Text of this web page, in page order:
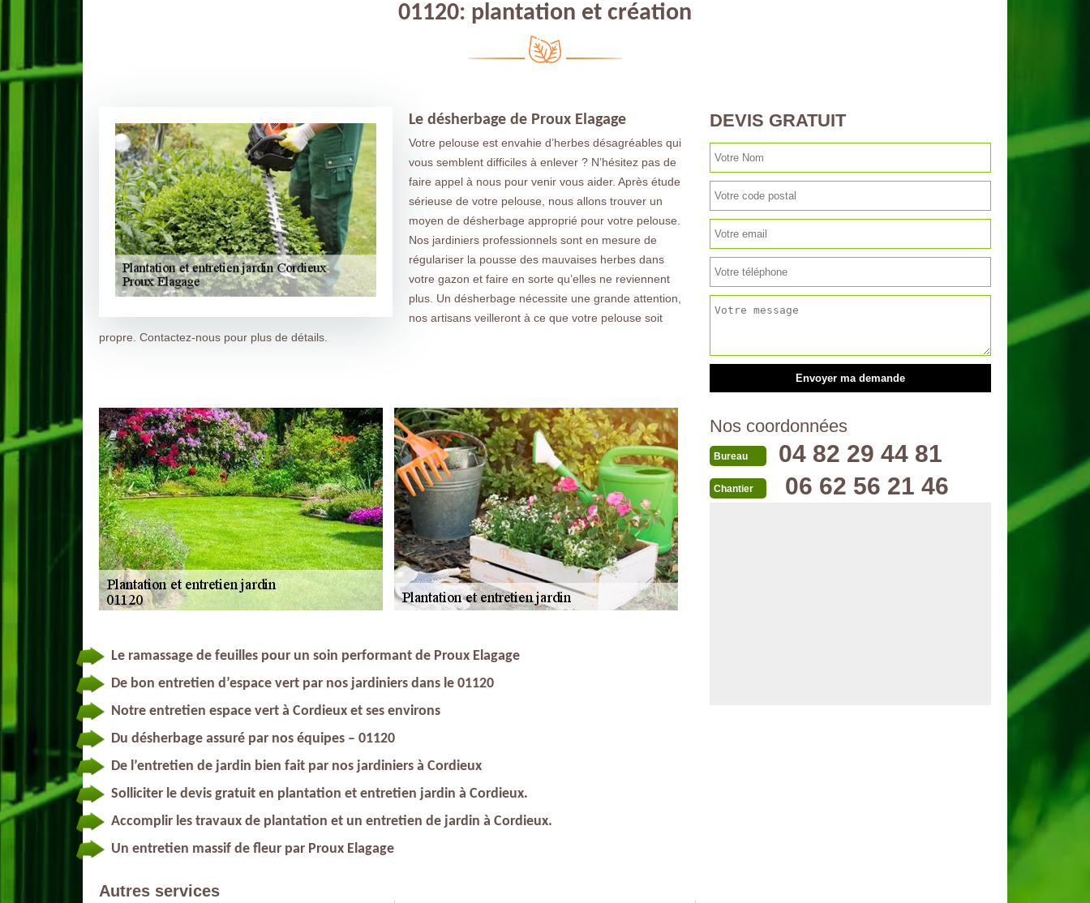
01120: plantation et création
Le désherbage de Proux Elagage
Votre pelouse est envahie d’herbes désagréables qui
vous semblent difficiles à enlever ? N’hésitez pas de
faire appel à nous pour venir vous aider. Après étude
sérieuse de votre pelouse, nous allons trouver un
moyen de désherbage approprié pour votre pelouse.
Nos jardiniers professionnels sont en mesure de
régulariser la pousse des mauvaises herbes dans
votre gazon et faire en sorte qu’elles ne reviennent
plus. Un désherbage nécessite une grande attention,
nos artisans veilleront à ce que votre pelouse soit
propre. Contactez-nous pour plus de détails.
Le ramassage de feuilles pour un soin performant de Proux Elagage
De bon entretien d’espace vert par nos jardiniers dans le 01120
Notre entretien espace vert à Cordieux et ses environs
Du désherbage assuré par nos équipes – 01120
De l’entretien de jardin bien fait par nos jardiniers à Cordieux
Solliciter le devis gratuit en plantation et entretien jardin à Cordieux.
Accomplir les travaux de plantation et un entretien de jardin à Cordieux.
Un entretien massif de fleur par Proux Elagage
DEVIS GRATUIT
Nos coordonnées
Bureau 04 82 29 44 81
Chantier 06 62 56 21 46
Autres services